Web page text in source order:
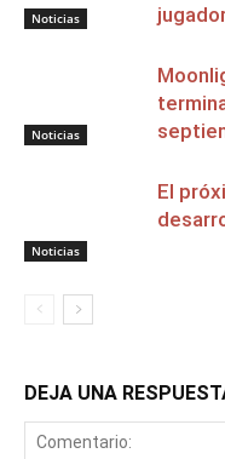
Noticias
Noticias
Noticias
El
DEJA UNA